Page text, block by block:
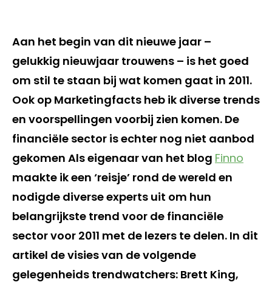
Aan het begin van dit nieuwe jaar –
gelukkig nieuwjaar trouwens – is het goed
om stil te staan bij wat komen gaat in 2011.
Ook op Marketingfacts heb ik diverse trends
en voorspellingen voorbij zien komen. De
financiële sector is echter nog niet aanbod
gekomen Als eigenaar van het blog Finno
maakte ik een ‘reisje’ rond de wereld en
nodigde diverse experts uit om hun
belangrijkste trend voor de financiële
sector voor 2011 met de lezers te delen. In dit
artikel de visies van de volgende
gelegenheids trendwatchers: Brett King,